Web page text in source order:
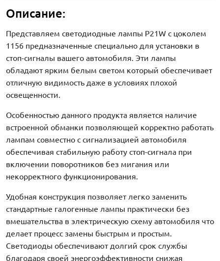
Описание:
Представляем светодиодные лампы P21W с цоколем
1156 предназначенные специально для установки в
стоп-сигналы вашего автомобиля. Эти лампы
обладают ярким белым светом который обеспечивает
отличную видимость даже в условиях плохой
освещенности.
Особенностью данного продукта является наличие
встроенной обманки позволяющей корректно работать
лампам совместно с сигнализацией автомобиля
обеспечивая стабильную работу стоп-сигнала при
включении поворотников без мигания или
некорректного функционирования.
Удобная конструкция позволяет легко заменить
стандартные галогенные лампы практически без
вмешательства в электрическую схему автомобиля что
делает процесс замены быстрым и простым.
Светодиоды обеспечивают долгий срок службы
благодаря своей энергоэффективности снижая